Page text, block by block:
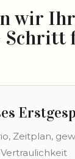
wir
Schritt
Zeitplan,